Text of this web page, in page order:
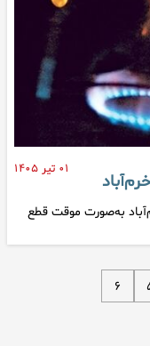
۰۱ تیر ۱۴۰۵
به‌صورت موقت قطع
۶